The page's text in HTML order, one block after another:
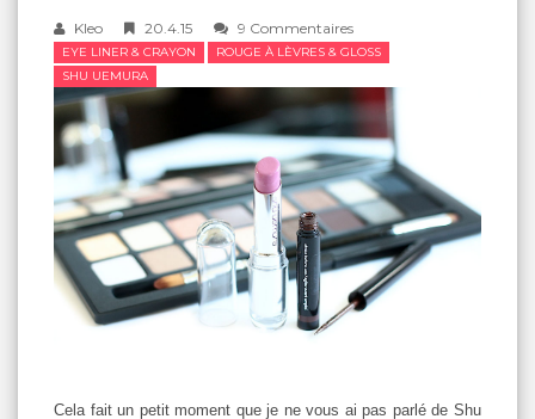
Kleo 20.4.15 9 Commentaires
EYE LINER & CRAYON
ROUGE À LÈVRES & GLOSS
SHU UEMURA
Cela fait un petit moment que je ne vous ai pas parlé de Shu